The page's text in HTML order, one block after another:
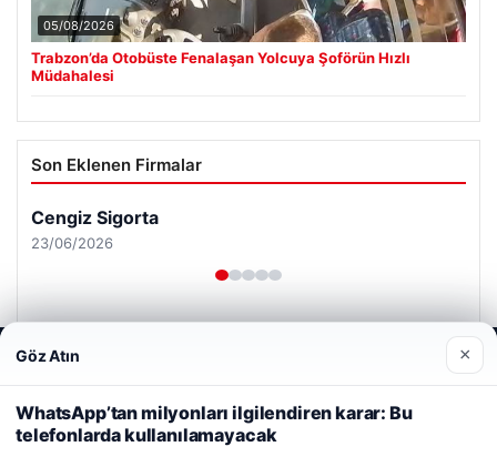
05/08/2026
Trabzon’da Otobüste Fenalaşan Yolcuya Şoförün Hızlı
Müdahalesi
Son Eklenen Firmalar
Cengiz Sigorta
23/06/2026
© 2026 Renkli Yazı – Güncel Haberler
Web sitemizi nasıl kullandığınızı daha iyi anlayabilmek,
deneyiminizi kişiselleştirmek ve geliştirmek amacıyla çerezler
kullanıyoruz.Çerez Politikamız
Reddet Kabul Et
Göz Atın ×
WhatsApp’tan milyonları ilgilendiren karar: Bu
telefonlarda kullanılamayacak